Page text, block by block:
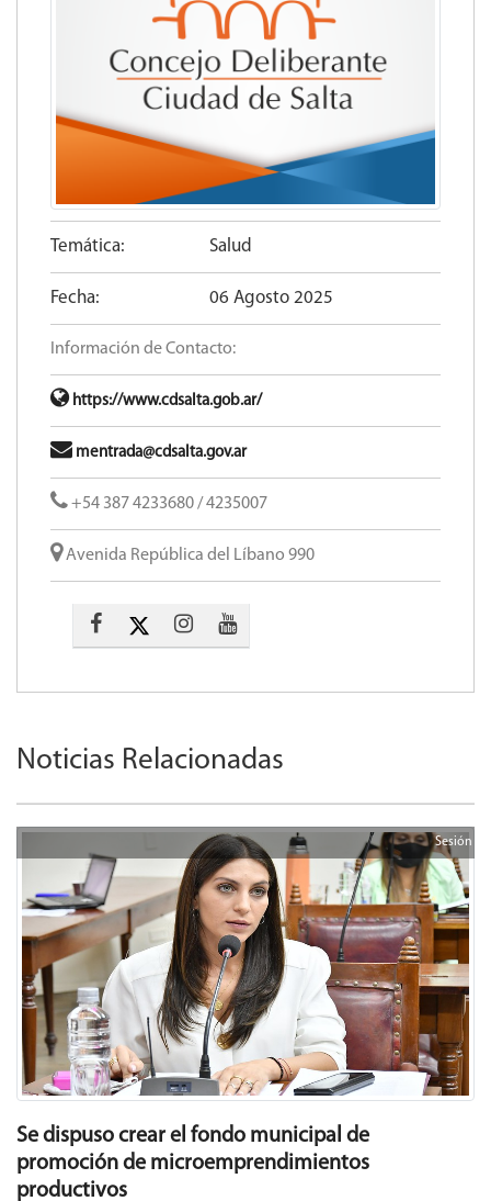
Temática: Salud
Fecha: 06 Agosto 2025
Información de Contacto:
https://www.cdsalta.gob.ar/
mentrada@cdsalta.gov.ar
+54 387 4233680 / 4235007
Avenida República del Líbano 990
Noticias Relacionadas
Sesión
Se dispuso crear el fondo municipal de
promoción de microemprendimientos
productivos